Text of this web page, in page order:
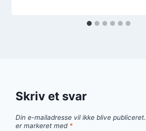
Skriv et svar
Din e-mailadresse vil ikke blive publiceret.
er markeret med *